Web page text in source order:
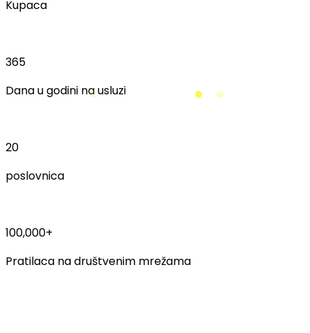
Kupaca
365
Dana u godini na usluzi
20
poslovnica
100,000+
Pratilaca na društvenim mrežama